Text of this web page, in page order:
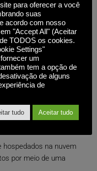
de trabalho virtual,
o acesso em
usuário e nos casos de
tanto no local quanto
e confiança de que
empresa de priorizar a
a aplicativos e
hospedados na nuvem
por meio de uma
para oferecer a você
suas
acordo com nosso
"Accept All" (Aceitar
TODOS os cookies.
Settings"
um
tem a opção de
de alguns
de
tudo Aceitar tudo